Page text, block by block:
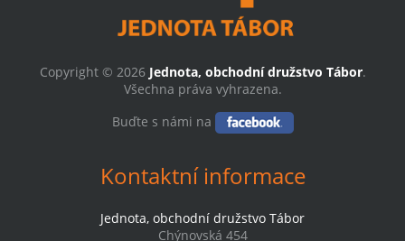
Copyright © 2026 Jednota, obchodní družstvo Tábor.
Všechna práva vyhrazena.
Buďte s námi na
Kontaktní informace
Jednota, obchodní družstvo Tábor
Chýnovská 454